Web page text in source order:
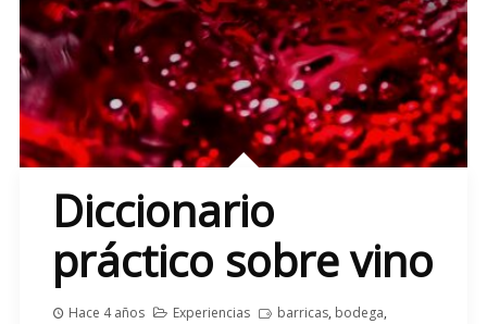
Diccionario
práctico sobre vino
Hace 4 años Experiencias barricas, bodega,